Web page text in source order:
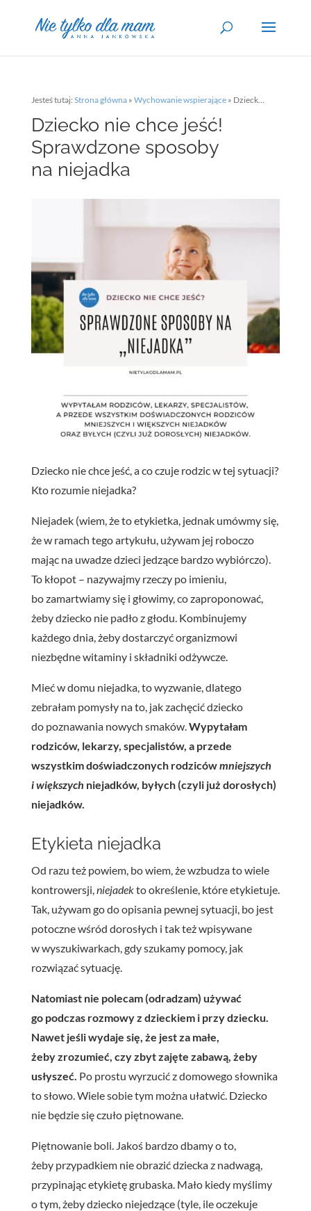
Jesteś tutaj: Strona główna» Wychowanie wspierające» Dziecko nie chce jeść! Sprawdzone sposoby na niejadka
Dziecko nie chce jeść!
Sprawdzone sposoby
na niejadka
Dziecko nie chce jeść, a co czuje rodzic w tej sytuacji?
Kto rozumie niejadka?
Niejadek (wiem, że to etykietka, jednak umówmy się,
że w ramach tego artykułu, używam jej roboczo
mając na uwadze dzieci jedzące bardzo wybiórczo).
To kłopot – nazywajmy rzeczy po imieniu,
bo zamartwiamy się i głowimy, co zaproponować,
żeby dziecko nie padło z głodu. Kombinujemy
każdego dnia, żeby dostarczyć organizmowi
niezbędne witaminy i składniki odżywcze.
Mieć w domu niejadka, to wyzwanie, dlatego
zebrałam pomysły na to, jak zachęcić dziecko
do poznawania nowych smaków.Wypytałam
rodziców, lekarzy, specjalistów, a przede
wszystkim doświadczonych rodzicówmniejszych
i większych niejadków, byłych (czyli już dorosłych)
niejadków.
Etykieta niejadka
Od razu też powiem, bo wiem, że wzbudza to wiele
kontrowersji, niejadekto określenie, które etykietuje.
Tak, używam go do opisania pewnej sytuacji, bo jest
potoczne wśród dorosłych i tak też wpisywane
w wyszukiwarkach, gdy szukamy pomocy, jak
rozwiązać sytuację.
Natomiast nie polecam (odradzam) używać
go podczas rozmowy z dzieckiem i przy dziecku.
Nawet jeśli wydaje się, że jest za małe,
żeby zrozumieć, czy zbyt zajęte zabawą, żeby
usłyszeć. Po prostu wyrzucić z domowego słownika
to słowo. Wiele sobie tym można ułatwić. Dziecko
nie będzie się czuło piętnowane.
Piętnowanie boli. Jakoś bardzo dbamy o to,
żeby przypadkiem nie obrazić dziecka z nadwagą,
przypinającetykietę grubaska. Mało kiedy myślimy
o tym, żeby dziecko niejedzące(tyle, ile oczekuje